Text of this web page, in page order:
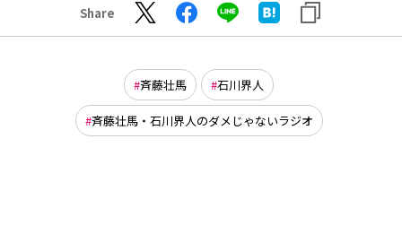
Share
斉藤壮馬 石川界人
斉藤壮馬・石川界人のダメじゃないラジオ